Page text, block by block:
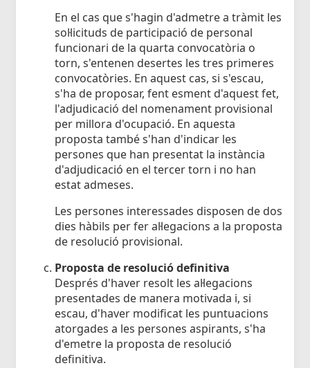
En el cas que s'hagin d'admetre a tràmit les
sol·licituds de participació de personal
funcionari de la quarta convocatòria o
torn, s'entenen desertes les tres primeres
convocatòries. En aquest cas, si s'escau,
s'ha de proposar, fent esment d'aquest fet,
l'adjudicació del nomenament provisional
per millora d'ocupació. En aquesta
proposta també s'han d'indicar les
persones que han presentat la instància
d'adjudicació en el tercer torn i no han
estat admeses.
Les persones interessades disposen de dos
dies hàbils per fer al·legacions a la proposta
de resolució provisional.
Proposta de resolució definitiva
Després d'haver resolt les al·legacions
presentades de manera motivada i, si
escau, d'haver modificat les puntuacions
atorgades a les persones aspirants, s'ha
d'emetre la proposta de resolució
definitiva.